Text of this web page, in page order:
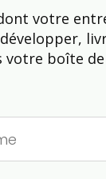
votre
votre boîte